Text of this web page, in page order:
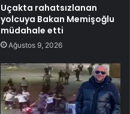
Uçakta rahatsızlanan
yolcuya Bakan Memişoğlu
müdahale etti
Ağustos 9, 2026